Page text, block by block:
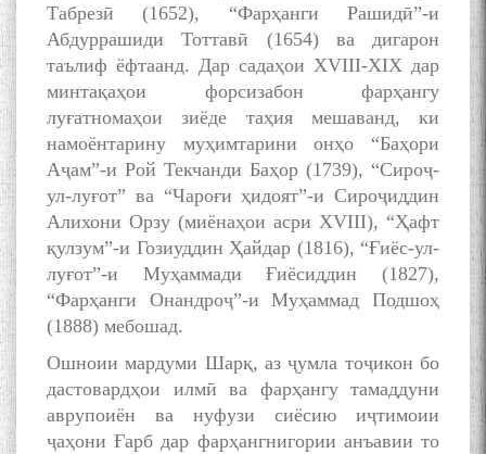
Табрезӣ (1652), “Фарҳанги Рашидӣ”-и
Абдуррашиди Тоттавӣ (1654) ва дигарон
таълиф ёфтаанд. Дар садаҳои XVIII-XIX дар
минтақаҳои форсизабон фарҳангу
луғатномаҳои зиёде таҳия мешаванд, ки
намоёнтарину муҳимтарини онҳо “Баҳори
Аҷам”-и Рой Текчанди Баҳор (1739), “Сироҷ-
ул-луғот” ва “Чароғи ҳидоят”-и Сироҷиддин
Алихони Орзу (миёнаҳои асри XVIII), “Ҳафт
қулзум”-и Гозиуддин Ҳайдар (1816), “Ғиёс-ул-
луғот”-и Муҳаммади Ғиёсиддин (1827),
“Фарҳанги Онандроҷ”-и Муҳаммад Подшоҳ
(1888) мебошад.
Ошноии мардуми Шарқ, аз ҷумла тоҷикон бо
дастовардҳои илмӣ ва фарҳангу тамаддуни
аврупоиён ва нуфузи сиёсию иҷтимоии
ҷаҳони Ғарб дар фарҳангнигории анъавии то